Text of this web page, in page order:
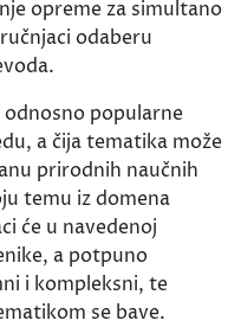
opreme za simultano
odaberu
popularne
a čija tematika može
prirodnih naučnih
temu iz domena
će u navedenoj
a potpuno
i kompleksni, te
se bave.